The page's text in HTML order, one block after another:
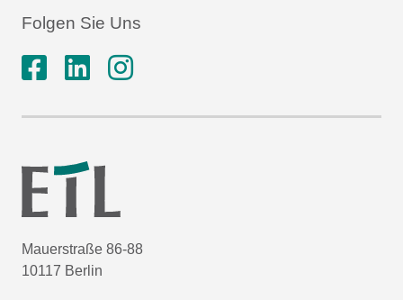
Folgen Sie Uns
Mauerstraße 86-88
10117 Berlin